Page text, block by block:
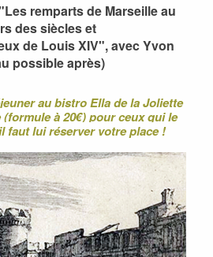
remparts de Marseille au
des siècles et
de Louis XIV", avec Yvon
possible après)
au bistro Ella de la Joliette
à 20€) pour ceux qui le
faut lui réserver votre place !